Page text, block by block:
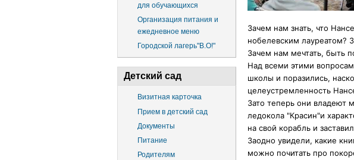
для обучающихся
Организация питания и
ежедневное меню
Городской лагерь"В.О!"
Детский сад
Визитная карточка
Прием в детский сад
Документы
Питание
Родителям
Зачем нам знать, что
нобелевским лауреатом?
Зачем нам мечтать, быть
Над всеми этими
школы и поразились,
целеустремленность
Зато теперь они владеют
ледокола "Красин"и
на свой корабль и
Заодно увидели, какие
можно почитать про